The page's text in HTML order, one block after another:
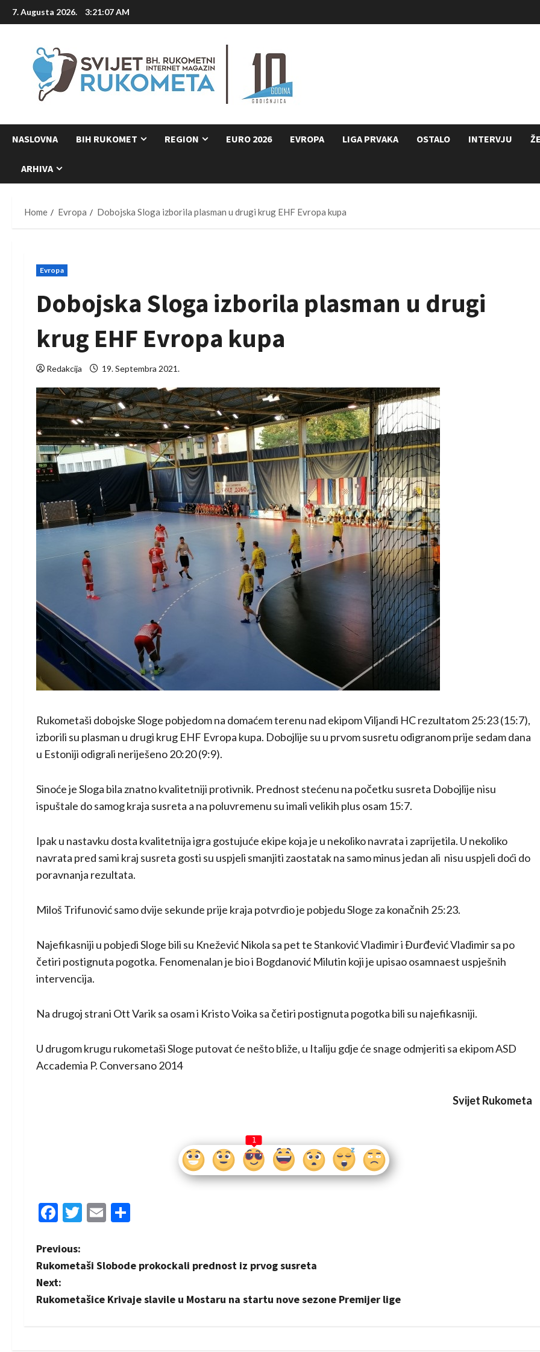
Skip
to
7. Augusta 2026. 3:21:08 AM
NASLOVNA BIH RUKOMET REGION EURO 2026 EVROPA LIGA PRVAKA OSTALO INTERVJU
ARHIVA
Home Evropa Dobojska Sloga izborila plasman u drugi krug EHF Evropa kupa
Evropa
Dobojska Sloga izborila plasman u drugi
krug EHF Evropa kupa
Redakcija 19. Septembra 2021.
Rukometaši dobojske Sloge pobjedom na domaćem terenu nad ekipom Viljandi HC rezultatom 25:23 (15:7),
izborili su plasman u drugi krug EHF Evropa kupa. Dobojlije su u prvom susretu odigranom prije sedam dana
u Estoniji odigrali neriješeno 20:20 (9:9).
Sinoće je Sloga bila znatno kvalitetniji protivnik. Prednost stećenu na početku susreta Dobojlije nisu
ispuštale do samog kraja susreta a na poluvremenu su imali velikih plus osam 15:7.
Ipak u nastavku dosta kvalitetnija igra gostujuće ekipe koja je u nekoliko navrata i zaprijetila. U nekoliko
navrata pred sami kraj susreta gosti su uspjeli smanjiti zaostatak na samo minus jedan ali nisu uspjeli doći do
poravnanja rezultata.
Miloš Trifunović samo dvije sekunde prije kraja potvrdio je pobjedu Sloge za konačnih 25:23.
Najefikasniji u pobjedi Sloge bili su Knežević Nikola sa pet te Stanković Vladimir i Đurđević Vladimir sa po
četiri postignuta pogotka. Fenomenalan je bio i Bogdanović Milutin koji je upisao osamnaest uspješnih
intervencija.
Na drugoj strani Ott Varik sa osam i Kristo Voika sa četiri postignuta pogotka bili su najefikasniji.
U drugom krugu rukometaši Sloge putovat će nešto bliže, u Italiju gdje će snage odmjeriti sa ekipom ASD
Accademia P. Conversano 2014
Svijet Rukometa
1
Facebook
Twitter
Email
P
o
s
Previous:
Rukometaši Slobode prokockali prednost iz prvog susreta
Next:
Rukometašice Krivaje slavile u Mostaru na startu nove sezone Premijer lige